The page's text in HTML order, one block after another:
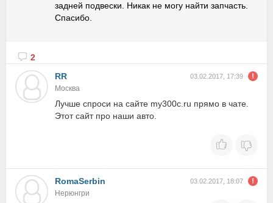
задней подвески. Никак не могу найти запчасть.
Спасибо.
2
RR
03.02.2017, 17:39
Москва
Лучше спроси на сайте my300c.ru прямо в чате.
Этот сайт про наши авто.
RomaSerbin 03.02.2017, 18:07
Нерюнгри